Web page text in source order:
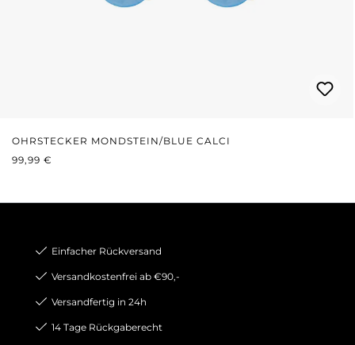
OHRSTECKER MONDSTEIN/BLUE CALCI
REGULÄRER PREIS:
99,99 €
Einfacher Rückversand
Versandkostenfrei ab €90,-
Versandfertig in 24h
14 Tage Rückgaberecht